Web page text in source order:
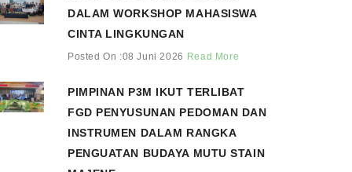
DALAM WORKSHOP MAHASISWA
CINTA LINGKUNGAN
Posted On :08 Juni 2026 Read More
PIMPINAN P3M IKUT TERLIBAT
FGD PENYUSUNAN PEDOMAN DAN
INSTRUMEN DALAM RANGKA
PENGUATAN BUDAYA MUTU STAIN